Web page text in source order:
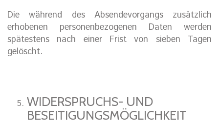
Die während des Absendevorgangs zusätzlich
erhobenen personenbezogenen Daten werden
spätestens nach einer Frist von sieben Tagen
gelöscht.
WIDERSPRUCHS- UND
BESEITIGUNGSMÖGLICHKEIT